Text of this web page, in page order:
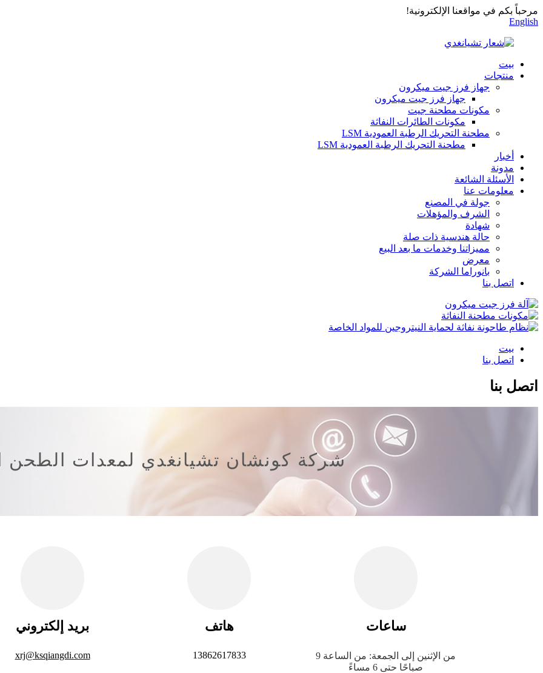
مرحباً بكم في مواقعنا الإلكترونية!
English
بيت
منتجات
جهاز فرز جيت ميكرون
جهاز فرز جيت ميكرون
مكونات مطحنة جيت
مكونات الطائرات النفاثة
مطحنة التحريك الرطبة العمودية LSM
مطحنة التحريك الرطبة العمودية LSM
أخبار
مدونة
الأسئلة الشائعة
معلومات عنا
جولة في المصنع
الشرف والمؤهلات
شهادة
حالة هندسية ذات صلة
مميزاتنا وخدمات ما بعد البيع
معرض
بانوراما الشركة
اتصل بنا
بيت
اتصل بنا
اتصل بنا
شركة كونشان تشيانغدي لمعدات الطحن
بريد إلكتروني
xrj@ksqiangdi.com
هاتف
13862617833
ساعات
من الإثنين إلى الجمعة: من الساعة 9
صباحًا حتى 6 مساءً